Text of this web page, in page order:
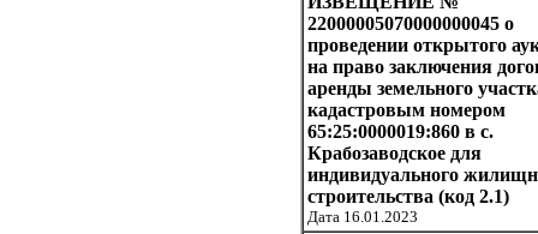
22000005070000000045 о
проведении открытого
на право заключения
аренды земельного
кадастровым номером
65:25:0000019:860 в с.
Крабозаводское для
индивидуального
строительства (код 2.1)
Дата 16.01.2023